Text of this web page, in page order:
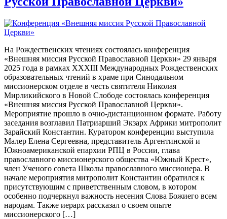
На Рождественских чтениях состоялась конференция
«Внешняя миссия Русской Православной Церкви» 29 января
2025 года в рамках XXXIII Международных Рождественских
образовательных чтений в храме при Синодальном
миссионерском отделе в честь святителя Николая
Мирликийского в Новой Слободе состоялась конференция
«Внешняя миссия Русской Православной Церкви».
Мероприятие прошло в очно-дистанционном формате. Работу
заседания возглавил Патриарший Экзарх Африки митрополит
Зарайский Константин. Куратором конференции выступила
Малер Елена Сергеевна, представитель Аргентинской и
Южноамериканской епархии РПЦ в России, глава
православного миссионерского общества «Южный Крест»,
член Ученого совета Школы православного миссионера. В
начале мероприятия митрополит Константин обратился к
присутствующим с приветственным словом, в котором
особенно подчеркнул важность несения Слова Божиего всем
народам. Также иерарх рассказал о своем опыте
миссионерского […]